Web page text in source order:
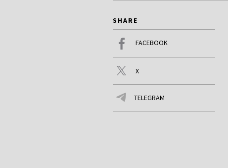
SHARE
FACEBOOK
X
TELEGRAM